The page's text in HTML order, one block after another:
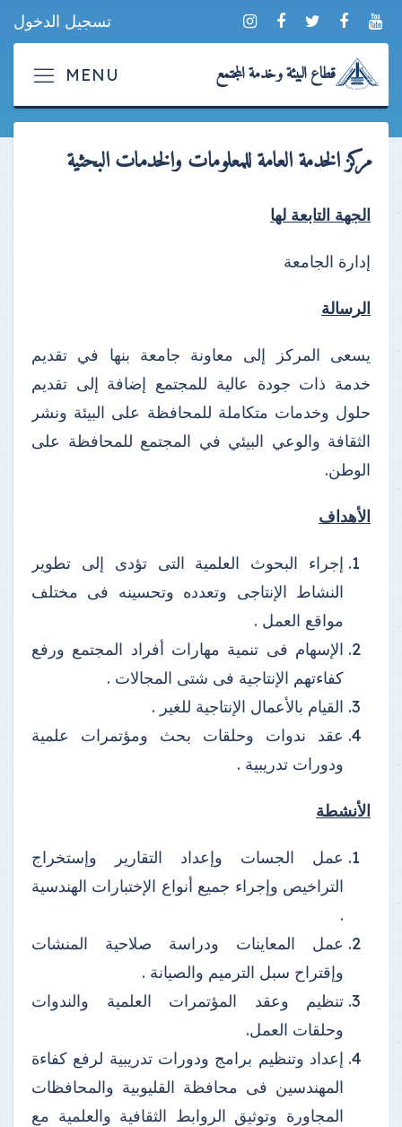
تسجيل الدخول
قطاع البيئة وخدمة المجتمع
مركز الخدمة العامة للمعلومات والخدمات البحثية
الجهة التابعة لها
إدارة الجامعة
الرسالة
يسعى المركز إلى معاونة جامعة بنها في تقديم
خدمة ذات جودة عالية للمجتمع إضافة إلى تقديم
حلول وخدمات متكاملة للمحافظة على البيئة ونشر
الثقافة والوعي البيئي في المجتمع للمحافظة على
الوطن.
الأهداف
إجراء البحوث العلمية التى تؤدى إلى تطوير
النشاط الإنتاجى وتعدده وتحسينه فى مختلف
مواقع العمل .
الإسهام فى تنمية مهارات أفراد المجتمع ورفع
كفاءتهم الإنتاجية فى شتى المجالات .
القيام بالأعمال الإنتاجية للغير .
عقد ندوات وحلقات بحث ومؤتمرات علمية
ودورات تدريبية .
الأنشطة
عمل الجسات وإعداد التقارير وإستخراج
التراخيص وإجراء جميع أنواع الإختبارات الهندسية
.
عمل المعاينات ودراسة صلاحية المنشات
وإقتراح سبل الترميم والصيانة .
تنظيم وعقد المؤتمرات العلمية والندوات
وحلقات العمل.
إعداد وتنظيم برامج ودورات تدريبية لرفع كفاءة
المهندسين فى محافظة القليوبية والمحافظات
المجاورة وتوثيق الروابط الثقافية والعلمية مع